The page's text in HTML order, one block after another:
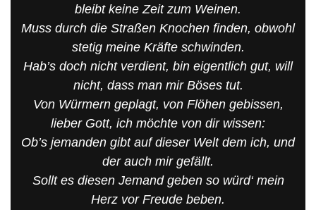
bleibt keine Zeit zum Weinen.
Muss durch die Straßen Knochen finden, obwohl
stetig meine Kräfte schwinden.
Hab’s doch nicht verdient, bin eigentlich gut, will
nicht, dass man mir Böses tut.
Von Würmern geplagt, von Flöhen gebissen,
lieber Gott, ich möchte von dir wissen:
Ob’s jemanden gibt auf dieser Welt dem ich, und
der auch mir gefällt.
Sollt es diesen Jemand geben so würd‘ mein
Herz vor Freude beben.